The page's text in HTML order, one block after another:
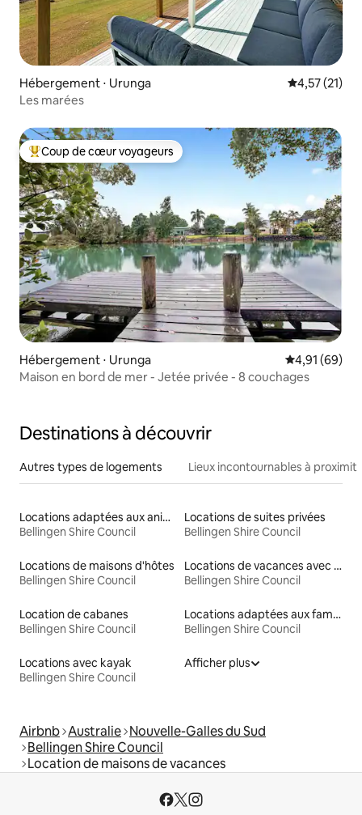
Hébergement ⋅ Urunga Évaluation
4,57 (21)
Les marées
Coups de cœur voyageurs les plus appréciés
Coup de cœur voyageurs
Hébergement ⋅ Urunga Évaluation
4,91 (69)
Maison en bord de mer - Jetée privée - 8 couchages
Destinations à découvrir
Autres types de logements Lieux incontournables à
Locations adaptées aux animaux
Bellingen Shire Council
Locations de suites privées
Bellingen Shire Council
Locations de maisons d'hôtes
Bellingen Shire Council
Locations de vacances avec piscine
Bellingen Shire Council
Location de cabanes
Bellingen Shire Council
Locations adaptées aux familles
Bellingen Shire Council
Locations avec kayak
Bellingen Shire Council
Afficher plus
Airbnb Australie Nouvelle-Galles du Sud
Bellingen Shire Council
Location de maisons de vacances